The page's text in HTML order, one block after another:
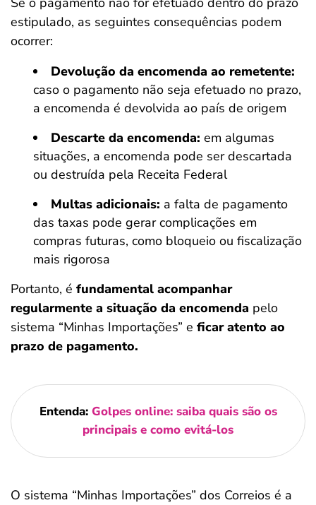
estipulado, as seguintes consequências podem
ocorrer:
Devolução da encomenda ao remetente:
caso o pagamento não seja efetuado no prazo,
a encomenda é devolvida ao país de origem
Descarte da encomenda: em algumas
situações, a encomenda pode ser descartada
ou destruída pela Receita Federal
Multas adicionais: a falta de pagamento
das taxas pode gerar complicações em
compras futuras, como bloqueio ou fiscalização
mais rigorosa
Portanto, é fundamental acompanhar
regularmente a situação da encomenda pelo
sistema “Minhas Importações” e ficar atento ao
prazo de pagamento.
Entenda: Golpes online: saiba quais são os
principais e como evitá-los
O sistema “Minhas Importações” dos Correios é a